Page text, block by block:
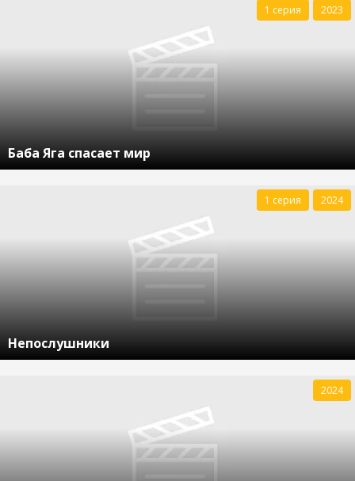
Баба Яга спасает мир
1 серия 2023
Непослушники
1 серия 2024
2024